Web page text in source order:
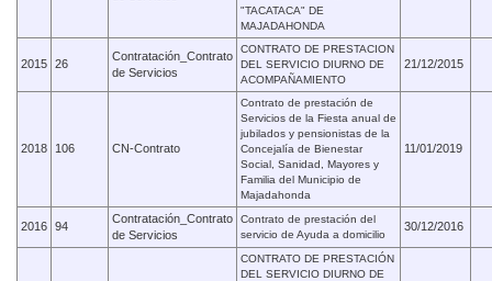
"TACATACA" DE
MAJADAHONDA
2015 26
Contratación_Contrato
de Servicios
CONTRATO DE PRESTACION
DEL SERVICIO DIURNO DE
ACOMPAÑAMIENTO
21/12/2015
2018 106 CN-Contrato
Contrato de prestación de
Servicios de la Fiesta anual de
jubilados y pensionistas de la
Concejalía de Bienestar
Social, Sanidad, Mayores y
Familia del Municipio de
Majadahonda
11/01/2019
2016 94
Contratación_Contrato
de Servicios
Contrato de prestación del
servicio de Ayuda a domicilio
30/12/2016
CONTRATO DE PRESTACIÓN
DEL SERVICIO DIURNO DE